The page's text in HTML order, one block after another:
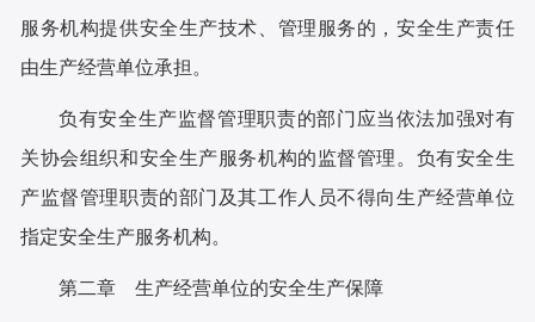
服务机构提供安全生产技术、管理服务的，安全生产责任
由生产经营单位承担。
负有安全生产监督管理职责的部门应当依法加强对有
关协会组织和安全生产服务机构的监督管理。负有安全生
产监督管理职责的部门及其工作人员不得向生产经营单位
指定安全生产服务机构。
第二章 生产经营单位的安全生产保障